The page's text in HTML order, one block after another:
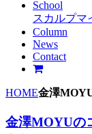
School
スカルプマ
Column
News
Contact
HOME金澤
金澤MOYUの